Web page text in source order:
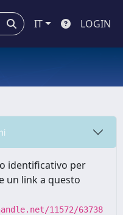
IT LOGIN
identificativo per
un link a questo
11572/63738